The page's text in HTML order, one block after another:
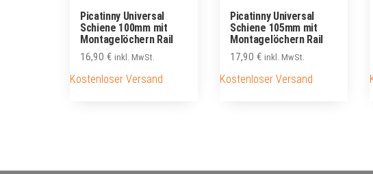
Picatinny Universal
Schiene 100mm mit
Montagelöchern Rail
16,90 € inkl. MwSt.
Kostenloser Versand
Picatinny Universal
Schiene 105mm mit
Montagelöchern Rail
17,90€ inkl. MwSt.
Kostenloser Versand